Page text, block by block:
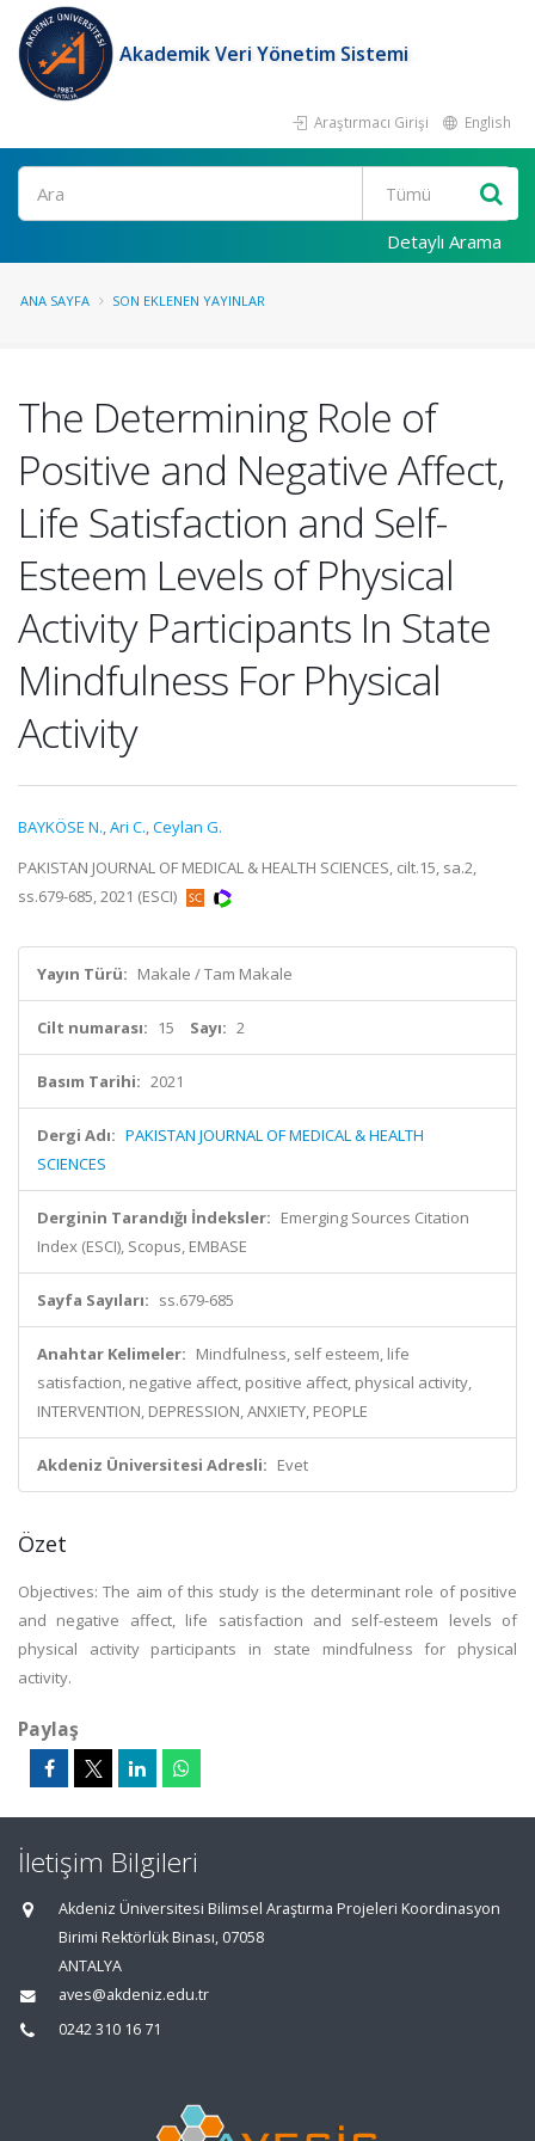
Akademik Veri Yönetim Sistemi
Araştırmacı Girişi English
Ara
Detaylı Arama
ANA SAYFA SON EKLENEN YAYINLAR
The Determining Role of
Positive and Negative Affect,
Life Satisfaction and Self-
Esteem Levels of Physical
Activity Participants In State
Mindfulness For Physical
Activity
BAYKÖSE N.,Ari C.,Ceylan G.
PAKISTAN JOURNAL OF MEDICAL & HEALTH SCIENCES, cilt.15, sa.2,
ss.679-685, 2021 (ESCI)
Yayın Türü: Makale / Tam Makale
Cilt numarası: 15 Sayı: 2
Basım Tarihi: 2021
Dergi Adı: PAKISTAN JOURNAL OF MEDICAL & HEALTH
SCIENCES
Derginin Tarandığı İndeksler: Emerging Sources Citation
Index (ESCI), Scopus, EMBASE
Sayfa Sayıları: ss.679-685
Anahtar Kelimeler: Mindfulness, self esteem, life
satisfaction, negative affect, positive affect, physical activity,
INTERVENTION, DEPRESSION, ANXIETY, PEOPLE
Akdeniz Üniversitesi Adresli: Evet
Özet
Objectives: The aim of this study is the determinant role of positive
and negative affect, life satisfaction and self-esteem levels of
physical activity participants in state mindfulness for physical
activity.
Paylaş
İletişim Bilgileri
Akdeniz Üniversitesi Bilimsel Araştırma Projeleri Koordinasyon
Birimi Rektörlük Binası, 07058
ANTALYA
aves@akdeniz.edu.tr
0242 310 16 71